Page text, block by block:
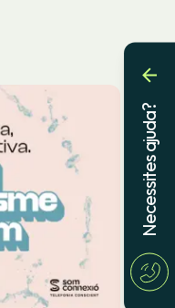
Necessites ajuda?